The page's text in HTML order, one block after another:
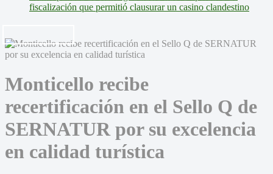
fiscalización que permitió clausurar un casino clandestino
Monticello recibe
recertificación en el Sello Q de
SERNATUR por su excelencia
en calidad turística